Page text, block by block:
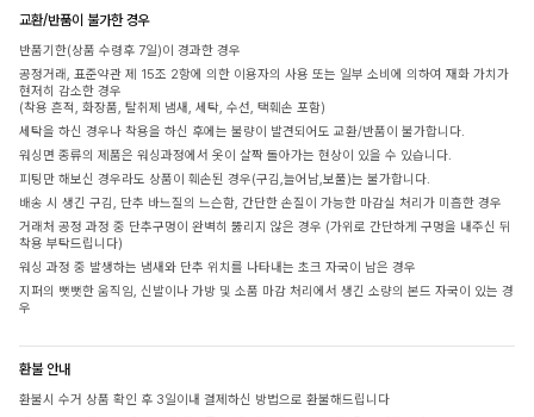
교환/반품이 불가한 경우
반품기한(상품 수령후 7일)이 경과한 경우
공정거래, 표준약관 제 15조 2항에 의한 이용자의 사용 또는 일부 소비에 의하여 재화 가치가
현저히 감소한 경우
(착용 흔적, 화장품, 탈취제 냄새, 세탁, 수선, 택훼손 포함)
세탁을 하신 경우나 착용을 하신 후에는 불량이 발견되어도 교환/반품이 불가합니다.
워싱면 종류의 제품은 워싱과정에서 옷이 살짝 돌아가는 현상이 있을 수 있습니다.
피팅만 해보신 경우라도 상품이 훼손된 경우(구김,늘어남,보풀)는 불가합니다.
배송 시 생긴 구김, 단추 바느질의 느슨함, 간단한 손질이 가능한 마감실 처리가 미흡한 경우
거래처 공정 과정 중 단추구멍이 완벽히 뚫리지 않은 경우 (가위로 간단하게 구멍을 내주신 뒤
착용 부탁드립니다)
워싱 과정 중 발생하는 냄새와 단추 위치를 나타내는 초크 자국이 남은 경우
지퍼의 뻣뻣한 움직임, 신발이나 가방 및 소품 마감 처리에서 생긴 소량의 본드 자국이 있는 경
우
환불 안내
환불시 수거 상품 확인 후 3일이내 결제하신 방법으로 환불해드립니다